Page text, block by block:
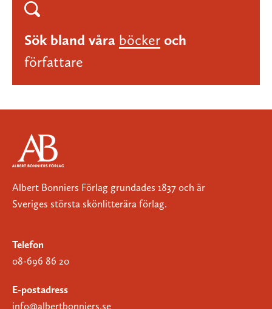
Sök bland våra böcker och
författare
Albert Bonniers Förlag grundades 1837 och är
Sveriges största skönlitterära förlag.
Telefon
08-696 86 20
E-postadress
info@albertbonniers.se